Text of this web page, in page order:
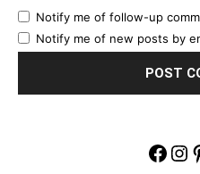
Notify me of follow-up
Notify me of new posts by